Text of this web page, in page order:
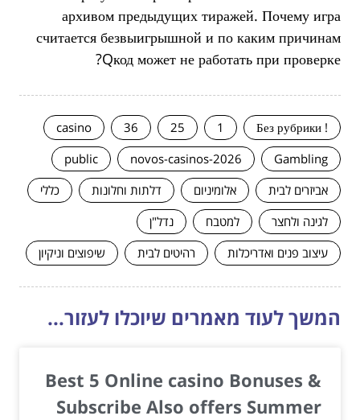
архивом предыдущих тиражей. Почему игра
считается безвыигрышной и по каким причинам
Qкод может не работать при проверке?
! Без рубрики
1
25
36
casino
Gambling
novos-casinos-2026
public
אביזרים לבית
אלומיניום דלתות וחלונות
כללי
לגינה ולחצר
למטבח
נדל"ן
עיצוב פנים ואדריכלות
רהיטים לבית שיפוצים וניקיון
המשך לעוד מאמרים שיוכלו לעזור...
Best 5 Online casino Bonuses &
Subscribe Also offers Summer